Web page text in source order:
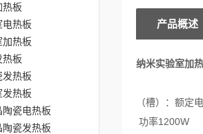
产品概述
纳米实验室加
（槽）：额定
功率1200W
热板
电热板
加热板
热板
发热板
发热板
陶瓷电热板
陶瓷发热板